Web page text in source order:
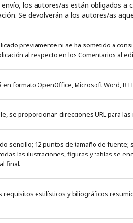
los autores/as están obligados
Se devolverán a los autores/as
previamente ni se ha sometido a
al respecto en los Comentarios al
en formato OpenOffice, Microsoft Word,
se proporcionan direcciones URL para
sencillo; 12 puntos de tamaño de
las ilustraciones, figuras y tablas se
final.
requisitos estilísticos y biliográficos